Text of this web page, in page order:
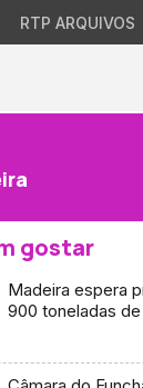
RTP ARQUIVOS
gostar
Madeira espera
900 toneladas